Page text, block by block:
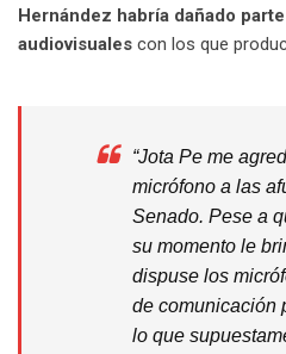
Hernández habría dañado
audiovisuales con los que
“Jota Pe me
micrófono a las
Senado. Pese a
su momento le
dispuse los
de comunicación
lo que